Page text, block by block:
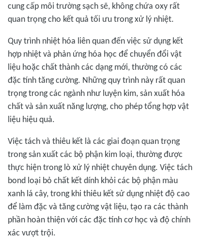
cung cấp môi trường sạch sẽ, không chứa oxy rất
quan trọng cho kết quả tối ưu trong xử lý nhiệt.
Quy trình nhiệt hóa liên quan đến việc sử dụng kết
hợp nhiệt và phản ứng hóa học để chuyển đổi vật
liệu hoặc chất thành các dạng mới, thường có các
đặc tính tăng cường. Những quy trình này rất quan
trọng trong các ngành như luyện kim, sản xuất hóa
chất và sản xuất năng lượng, cho phép tổng hợp vật
liệu hiệu quả.
Việc tách và thiêu kết là các giai đoạn quan trọng
trong sản xuất các bộ phận kim loại, thường được
thực hiện trong lò xử lý nhiệt chuyên dụng. Việc tách
bond loại bỏ chất kết dính khỏi các bộ phận màu
xanh lá cây, trong khi thiêu kết sử dụng nhiệt độ cao
để làm đặc và tăng cường vật liệu, tạo ra các thành
phần hoàn thiện với các đặc tính cơ học và độ chính
xác vượt trội.